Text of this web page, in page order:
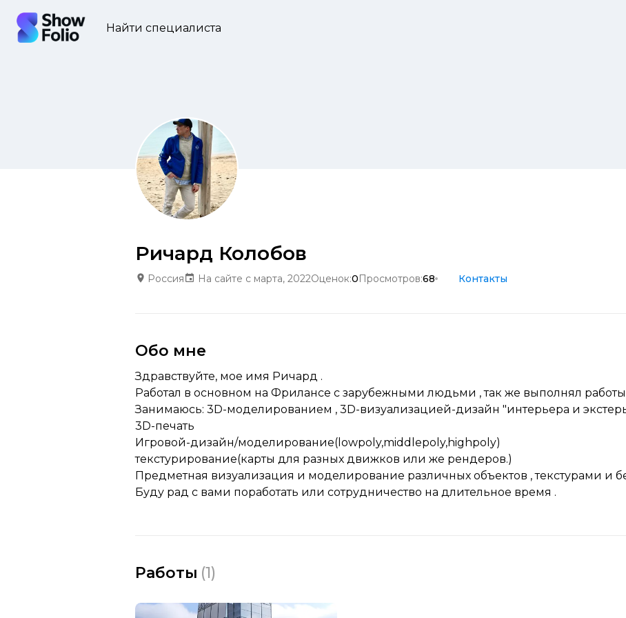
Найти специалиста
Ричард Колобов
Россия На сайте с марта, 2022Оценок:0Просмотров:68 Контакты
Обо мне
Здравствуйте, мое имя Ричард .
Работал в основном на Фрилансе с зарубежными людьми , так же выполнял
Занимаюсь: 3D-моделированием , 3D-визуализацией-дизайн "интерьера и
3D-печать
Игровой-дизайн/моделирование(lowpoly,middlepoly,highpoly)
текстурирование(карты для разных движков или же рендеров.)
Предметная визуализация и моделирование различных объектов , текстурами и
Буду рад с вами поработать или сотрудничество на длительное время .
Работы (1)